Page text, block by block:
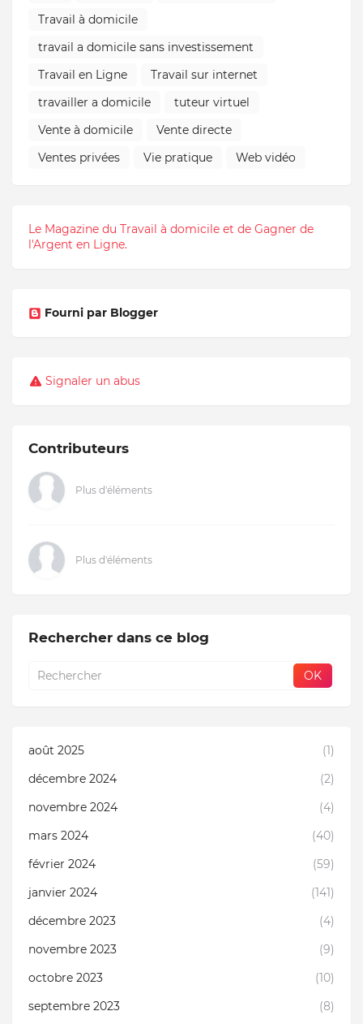
Travail à domicile
travail a domicile sans investissement
Travail en Ligne
Travail sur internet
travailler a domicile
tuteur virtuel
Vente à domicile
Vente directe
Ventes privées
Vie pratique Web vidéo
Le Magazine du Travail à domicile et de Gagner de
l'Argent en Ligne.
Fourni par Blogger
Signaler un abus
Contributeurs
Plus d'éléments
Plus d'éléments
Rechercher dans ce blog
août 2025
(1)
décembre 2024
(2)
novembre 2024
(4)
mars 2024
(40)
février 2024
(59)
janvier 2024
(141)
décembre 2023
(4)
novembre 2023
(9)
octobre 2023
(10)
septembre 2023
(8)